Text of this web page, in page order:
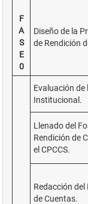
F
A
S
E
0
Diseño de la
de Rendición
Evaluación de
Institucional.
Llenado del
Rendición de
el CPCCS.
Redacción
de Cuentas.